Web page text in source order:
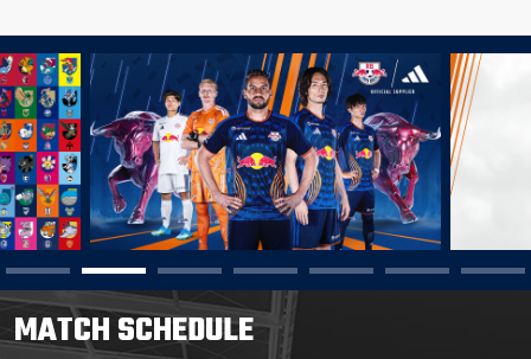
MATCH SCHEDULE